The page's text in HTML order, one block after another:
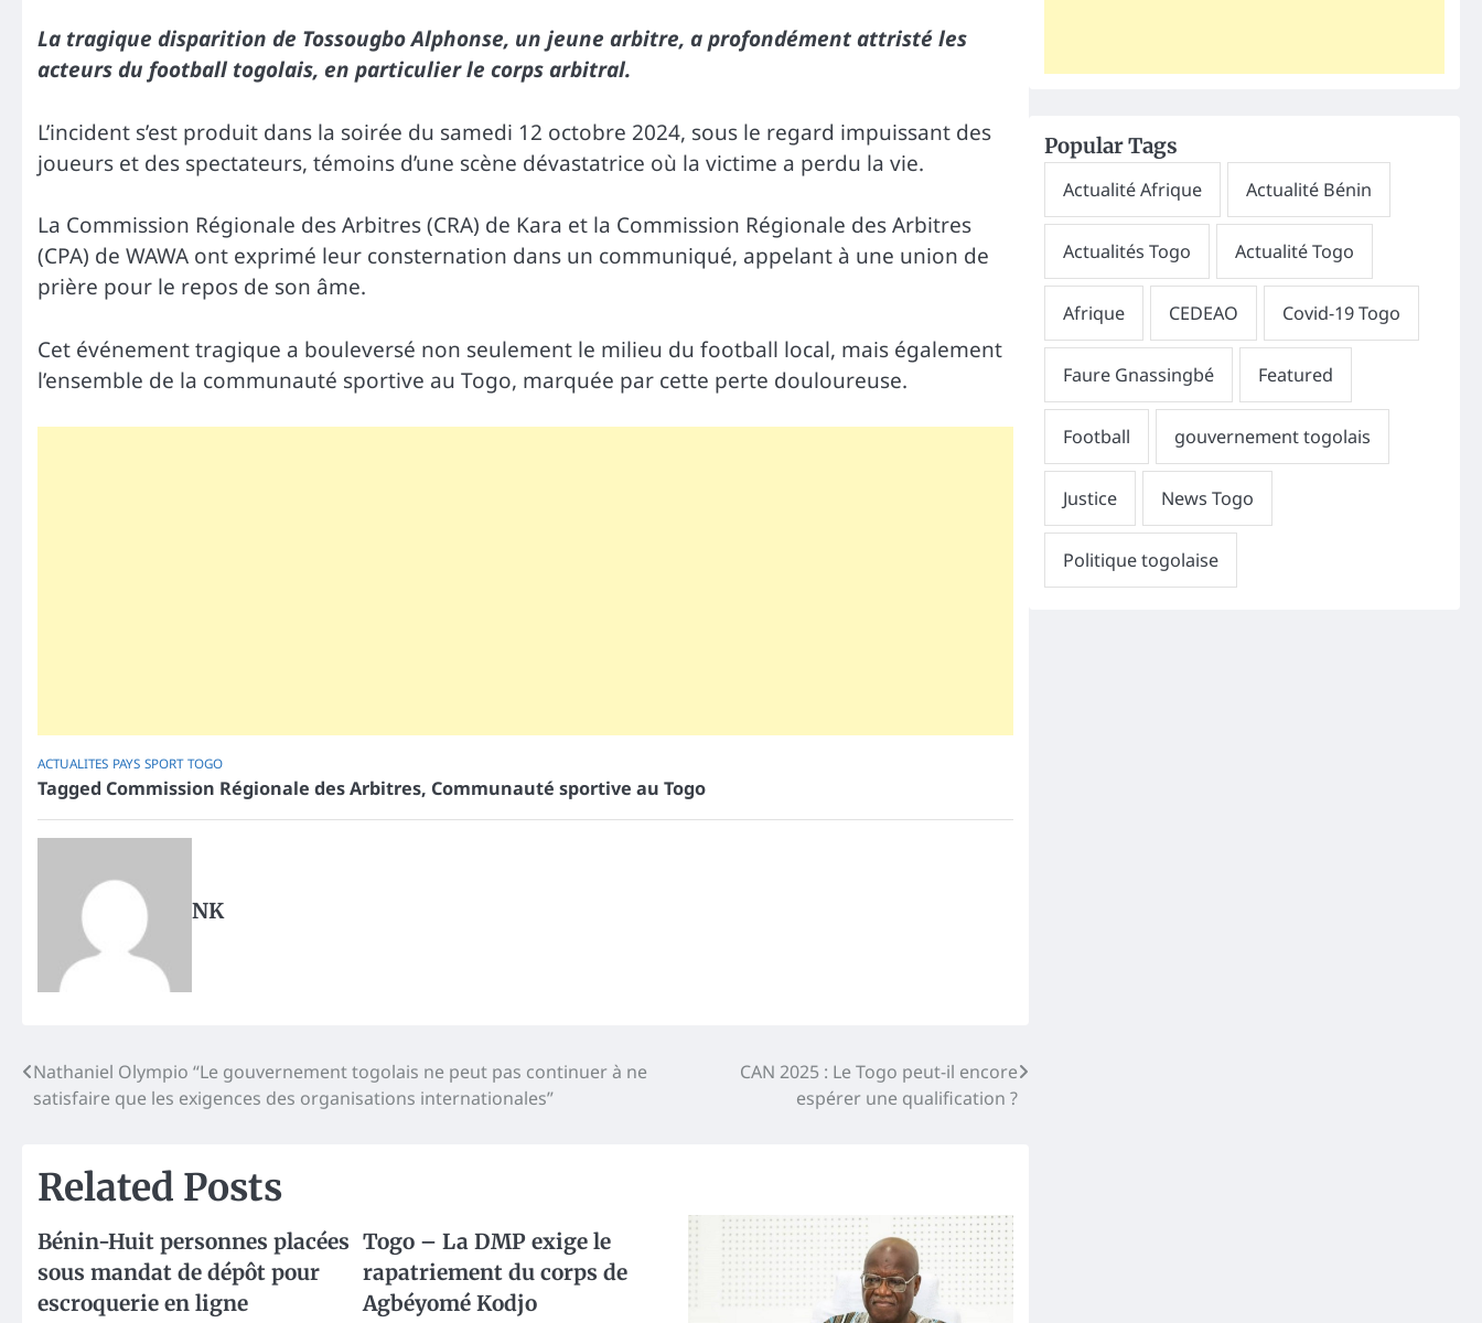
La tragique disparition de Tossougbo Alphonse, un jeune arbitre, a profondément attristé les
acteurs du football togolais, en particulier le corps arbitral.
L’incident s’est produit dans la soirée du samedi 12 octobre 2024, sous le regard impuissant des
joueurs et des spectateurs, témoins d’une scène dévastatrice où la victime a perdu la vie.
La Commission Régionale des Arbitres (CRA) de Kara et la Commission Régionale des Arbitres
(CPA) de WAWA ont exprimé leur consternation dans un communiqué, appelant à une union de
prière pour le repos de son âme.
Cet événement tragique a bouleversé non seulement le milieu du football local, mais également
l’ensemble de la communauté sportive au Togo, marquée par cette perte douloureuse.
ACTUALITES PAYS SPORT TOGO
Tagged Commission Régionale des Arbitres, Communauté sportive au Togo
NK
Post
navigation
Nathaniel Olympio “Le gouvernement togolais ne peut pas continuer à ne
satisfaire que les exigences des organisations internationales”
CAN 2025 : Le Togo peut-il encore
espérer une qualification ?
Related Posts
Bénin-Huit personnes placées
sous mandat de dépôt pour
escroquerie en ligne
Togo – La DMP exige le
rapatriement du corps de
Agbéyomé Kodjo
Popular Tags